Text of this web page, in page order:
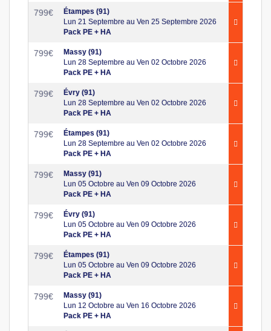
799€
Étampes (91)
Lun 21 Septembre au Ven 25 Septembre 2026
Pack PE + HA
799€
Massy (91)
Lun 28 Septembre au Ven 02 Octobre 2026
Pack PE + HA
799€
Évry (91)
Lun 28 Septembre au Ven 02 Octobre 2026
Pack PE + HA
799€
Étampes (91)
Lun 28 Septembre au Ven 02 Octobre 2026
Pack PE + HA
799€
Massy (91)
Lun 05 Octobre au Ven 09 Octobre 2026
Pack PE + HA
799€
Évry (91)
Lun 05 Octobre au Ven 09 Octobre 2026
Pack PE + HA
799€
Étampes (91)
Lun 05 Octobre au Ven 09 Octobre 2026
Pack PE + HA
799€
Massy (91)
Lun 12 Octobre au Ven 16 Octobre 2026
Pack PE + HA